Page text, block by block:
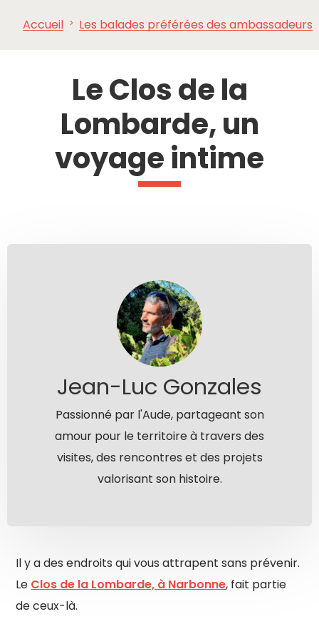
Accueil Les balades préférées des ambassadeurs
Le Clos de la
Lombarde, un
voyage intime
Jean-Luc Gonzales
Passionné par l'Aude, partageant son
amour pour le territoire à travers des
visites, des rencontres et des projets
valorisant son histoire.
Il y a des endroits qui vous attrapent sans prévenir.
Le Clos de la Lombarde, à Narbonne, fait partie
de ceux-là.